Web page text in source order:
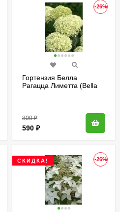
-26%
Гортензия Белла
Рагацца Лиметта (Bella
800₽
590 ₽
-26%
СКИДКА!